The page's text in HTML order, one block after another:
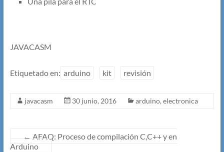
JAVACASM
Etiquetado en: arduino kit revisión
javacasm 30 junio, 2016 arduino,electronica
← AFAQ: Proceso de compilación C,C++ y en
Arduino